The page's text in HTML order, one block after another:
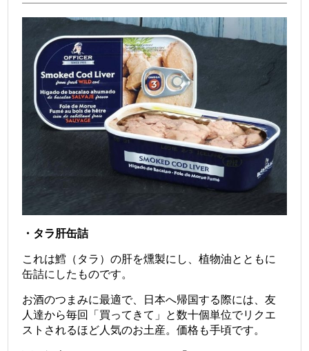
・タラ肝缶詰
これは鱈（タラ）の肝を燻製にし、植物油とともに
缶詰にしたものです。
お酒のつまみに最適で、日本へ帰国する際には、友
人達から毎回「買ってきて」と数十個単位でリクエ
ストされるほど人気のお土産。価格も手頃です。